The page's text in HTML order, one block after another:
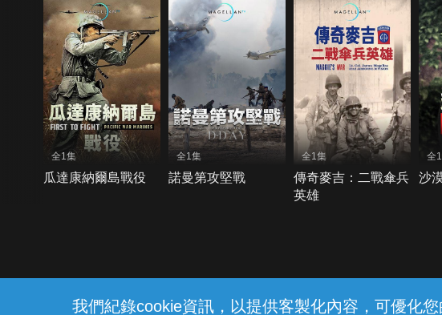
我們紀錄cookie資訊，以提供客製化內容，可優化
全1集
瓜達康納爾島戰役
全1集
諾曼第攻堅戰
全1集
傳奇麥吉：二戰傘兵
英雄
全
沙